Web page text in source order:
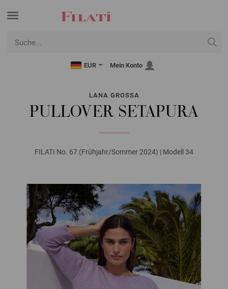
EUR Mein Konto
LANA GROSSA
PULLOVER SETAPURA
FILATI No. 67 (Frühjahr/Sommer 2024) | Modell 34